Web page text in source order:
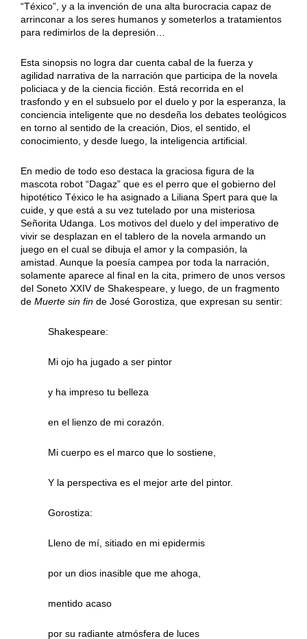
“Téxico”, y a la invención de una alta burocracia capaz de
arrinconar a los seres humanos y someterlos a tratamientos
para redimirlos de la depresión…
Esta sinopsis no logra dar cuenta cabal de la fuerza y
agilidad narrativa de la narración que participa de la novela
policiaca y de la ciencia ficción. Está recorrida en el
trasfondo y en el subsuelo por el duelo y por la esperanza, la
conciencia inteligente que no desdeña los debates teológicos
en torno al sentido de la creación, Dios, el sentido, el
conocimiento, y desde luego, la inteligencia artificial.
En medio de todo eso destaca la graciosa figura de la
mascota robot “Dagaz” que es el perro que el gobierno del
hipotético Téxico le ha asignado a Liliana Spert para que la
cuide, y que está a su vez tutelado por una misteriosa
Señorita Udanga. Los motivos del duelo y del imperativo de
vivir se desplazan en el tablero de la novela armando un
juego en el cual se dibuja el amor y la compasión, la
amistad. Aunque la poesía campea por toda la narración,
solamente aparece al final en la cita, primero de unos versos
del Soneto XXIV de Shakespeare, y luego, de un fragmento
de Muerte sin finde José Gorostiza, que expresan su sentir:
Shakespeare:
Mi ojo ha jugado a ser pintor
y ha impreso tu belleza
en el lienzo de mi corazón.
Mi cuerpo es el marco que lo sostiene,
Y la perspectiva es el mejor arte del pintor.
Gorostiza:
Lleno de mí, sitiado en mi epidermis
por un dios inasible que me ahoga,
mentido acaso
por su radiante atmósfera de luces